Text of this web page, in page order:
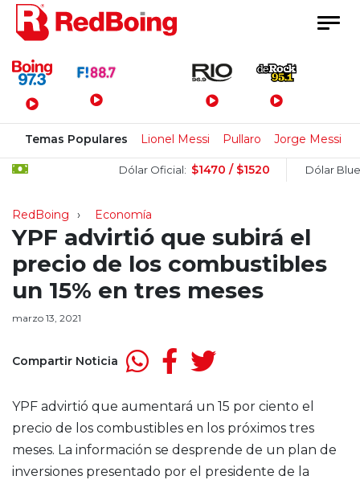
Menú Principal
Temas Populares Lionel Messi Pullaro Jorge Messi
Dólar Oficial: $1470 / $1520 Dólar Blue:
RedBoing Economía
YPF advirtió que subirá el
precio de los combustibles
un 15% en tres meses
marzo 13, 2021
Compartir Noticia
YPF advirtió que aumentará un 15 por ciento el
precio de los combustibles en los próximos tres
meses. La información se desprende de un plan de
inversiones presentado por el presidente de la